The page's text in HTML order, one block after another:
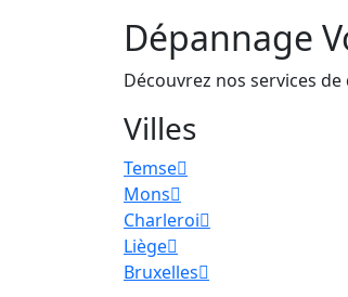
Dépannage
Découvrez nos services
Villes
Temse
Mons
Charleroi
Liège
Bruxelles